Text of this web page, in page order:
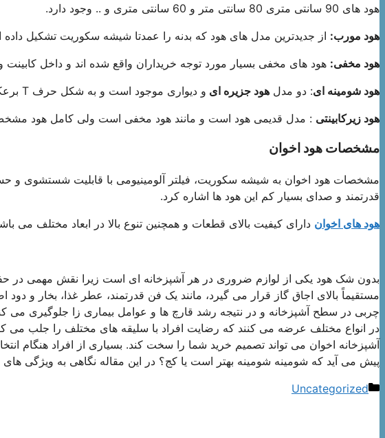
هود های 90 سانتی متری 80 سانتی متر و 60 سانتی متری و .. وجود دارد.
هود مورب: از جدیدترین مدل های هود که بدنه را عمدتا شیشه سکوریت تشکیل
هود مخفی: هود های مخفی بسیار مورد توجه خریداران واقع شده اند و داخل
هود شومینه ای: دو مدل هود جزیره ای و دیواری موجود است و به شکل حرف T برعکس است.
هود زیرکابینتی : مدل قدیمی هود است و مانند هود مخفی است ولی کامل هود
مشخصات هود اخوان
مشخصات هود اخوان به شیشه سکوریت، فیلتر آلومینیومی با قابلیت شستشوی
قدرتمند و صدای بسیار کم این هود ها اشاره کرد.
هود های اخوان دارای کیفیت بالای قطعات و همچنین تنوع بالا در ابعاد مختلف می
بدون شک هود یکی از لوازم ضروری در هر آشپزخانه ای است زیرا نقش مهمی در
مستقیماً بالای اجاق گاز قرار می گیرد، مانند یک فن قدرتمند، عطر غذا، بخار و
چربی در سطح آشپزخانه و در نتیجه رشد قارچ ها و عوامل بیماری زا جلوگیری می
در انواع مختلف عرضه می کنند که رضایت افراد با سلیقه های مختلف را جلب می
آشپزخانه اخوان می تواند تصمیم خرید شما را سخت کند. بسیاری از افراد هنگام
پیش می آید که شومینه شومینه بهتر است یا کج؟ در این مقاله نگاهی به ویژگی
دسته‌ها
Uncategorized